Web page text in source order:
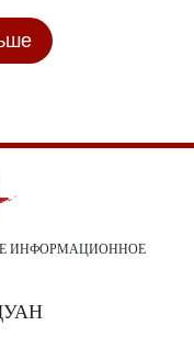
ИНФОРМАЦИОННОЕ